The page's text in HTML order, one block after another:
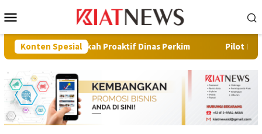
ke
Mobile
Konten Spesial
Langkah Proaktif Dinas Perkim Pilot Project,